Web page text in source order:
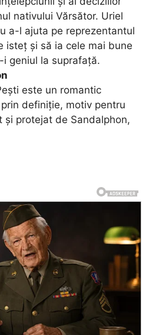
nativului Vărsător. Uriel
a-l ajuta pe reprezentantul
isteț și să ia cele mai bune
geniul la suprafață.
este un romantic
definiție, motiv pentru
și protejat de Sandalphon,